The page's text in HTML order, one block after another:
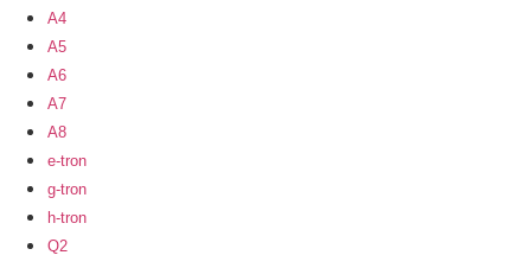
A4
A5
A6
A7
A8
e-tron
g-tron
h-tron
Q2